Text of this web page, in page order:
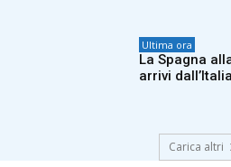
Ultima ora
La Spagna
arrivi dall’Italia
Carica altri